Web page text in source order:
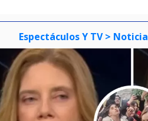
Espectáculos Y TV > Noticia